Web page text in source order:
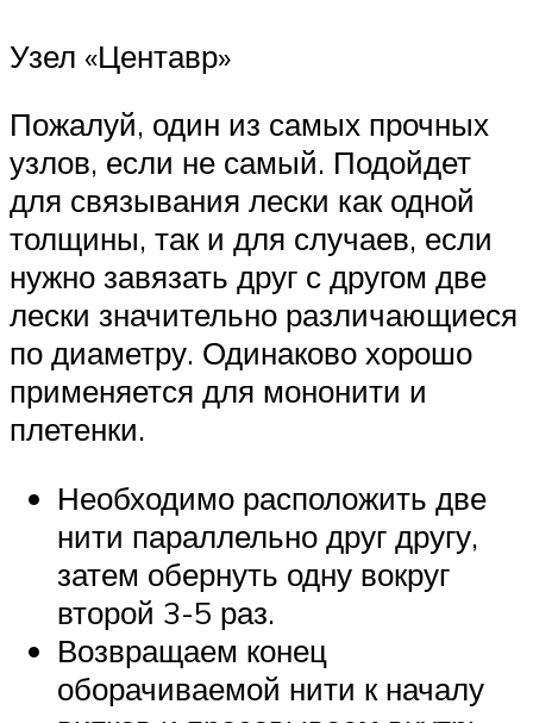
Узел «Центавр»
Пожалуй, один из самых прочных
узлов, если не самый. Подойдет
для связывания лески как одной
толщины, так и для случаев, если
нужно завязать друг с другом две
лески значительно различающиеся
по диаметру. Одинаково хорошо
применяется для мононити и
плетенки.
Необходимо расположить две
нити параллельно друг другу,
затем обернуть одну вокруг
второй 3-5 раз.
Возвращаем конец
оборачиваемой нити к началу